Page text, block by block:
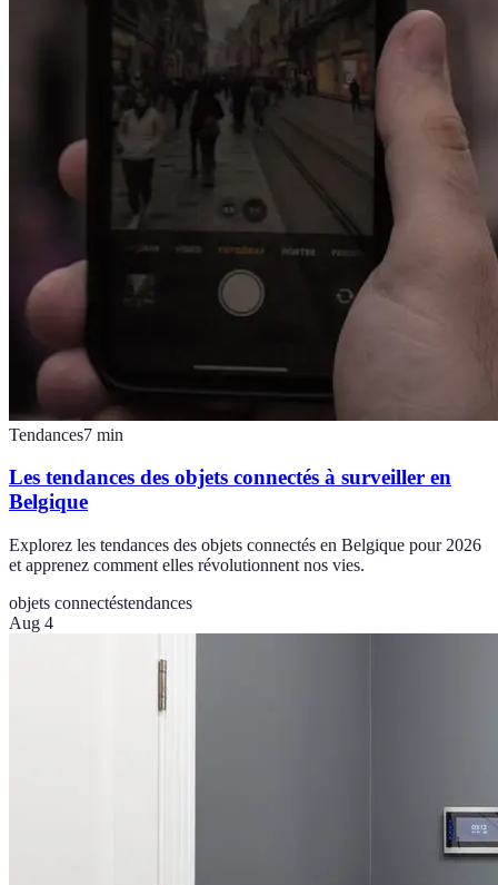
Tendances7 min
Les tendances des objets connectés à surveiller en
Belgique
Explorez les tendances des objets connectés en Belgique pour 2026
et apprenez comment elles révolutionnent nos vies.
objets connectéstendances
Aug 4